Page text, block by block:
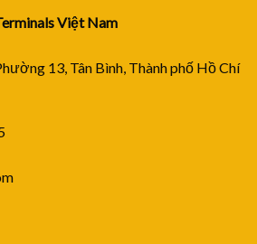
Việt Nam
13, Tân Bình, Thành phố Hồ Chí